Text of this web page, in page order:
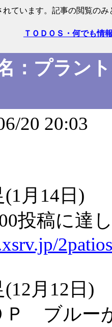
れています。記事の閲覧のみ
ＴＯＤＯＳ・何でも情
：プラ
20 20:03
月14日)
投稿に達
(12月12日
Ｐ ブルー